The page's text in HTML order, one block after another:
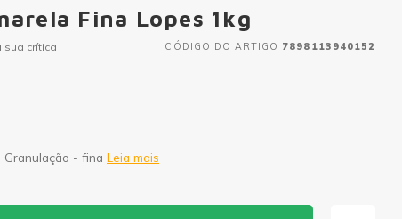
Fina Lopes 1kg
sua crítica CÓDIGO DO ARTIGO 7898113940152
- fina Leia mais